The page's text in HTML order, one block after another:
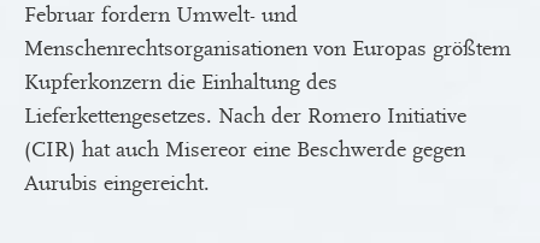
Februar fordern Umwelt- und
Menschenrechtsorganisationen von Europas größtem
Kupferkonzern die Einhaltung des
Lieferkettengesetzes. Nach der Romero Initiative
(CIR) hat auch Misereor eine Beschwerde gegen
Aurubis eingereicht.